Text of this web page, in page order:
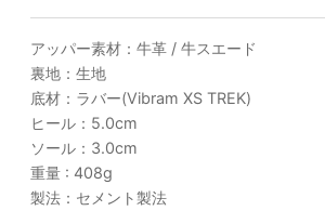
アッパー素材：牛革 / 牛スエード
裏地：生地
底材：ラバー(Vibram XS TREK)
ヒール：5.0cm
ソール：3.0cm
重量 : 408g
製法：セメント製法